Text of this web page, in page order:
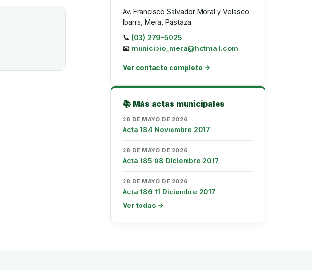
Av. Francisco Salvador Moral y Velasco
Ibarra, Mera, Pastaza.
📞 (03) 279-5025
📧 municipio_mera@hotmail.com
Ver contacto completo →
📚 Más actas municipales
28 DE MAYO DE 2026
Acta 184 Noviembre 2017
28 DE MAYO DE 2026
Acta 185 08 Diciembre 2017
28 DE MAYO DE 2026
Acta 186 11 Diciembre 2017
Ver todas →